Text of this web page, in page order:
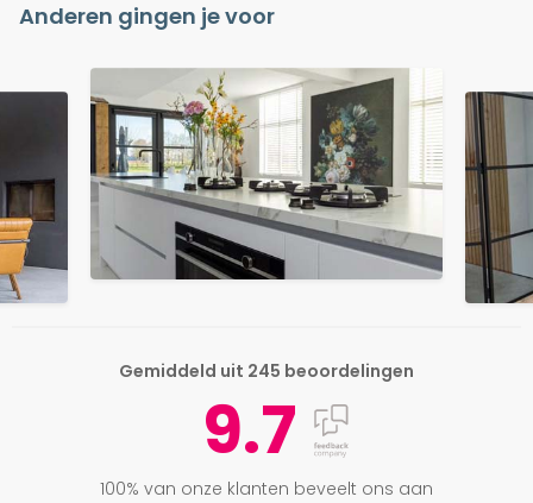
Anderen gingen je voor
Gemiddeld uit 245 beoordelingen
9.7
100% van onze klanten beveelt ons aan